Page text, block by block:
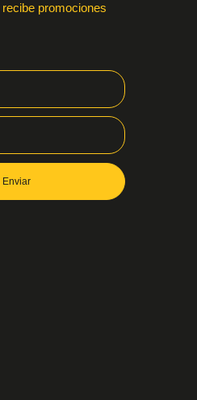
promociones
Enviar